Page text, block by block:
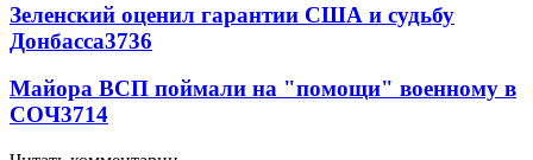
Зеленский оценил гарантии США и судьбу
Донбасса3736
Майора ВСП поймали на "помощи" военному в
СОЧ3714